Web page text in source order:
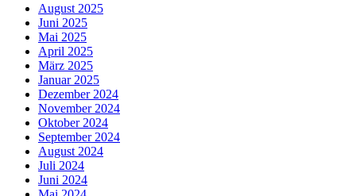
August 2025
Juni 2025
Mai 2025
April 2025
März 2025
Januar 2025
Dezember 2024
November 2024
Oktober 2024
September 2024
August 2024
Juli 2024
Juni 2024